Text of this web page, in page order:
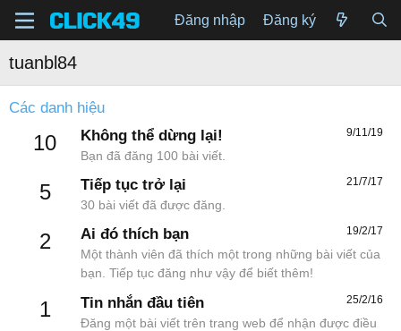
Đăng nhập Đăng ký
tuanbl84
Các danh hiệu
10 9/11/19
Không thể dừng lại!
Bạn đã đăng 100 bài viết.
5 21/7/17
Tiếp tục trở lại
30 bài viết đã được đăng.
2 19/2/17
Ai đó thích bạn
Một thành viên đã thích một trong những bài viết của
bạn. Tiếp tục đăng như vậy để biết thêm!
1 25/2/16
Tin nhắn đầu tiên
Đăng một bài viết trên trang web để nhận được điều